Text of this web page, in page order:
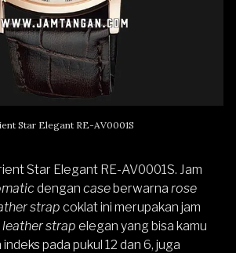
Star Elegant RE-AV0001S
Star Elegant RE-AV0001S. Jam
dengan caseberwarna rose
strap coklat ini merupakan jam
strap elegan yang bisa kamu
pada pukul 12 dan 6, juga